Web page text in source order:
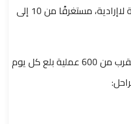
خلال بقية القناة الهضمية بطريقة لاإرادية، مستغرقًا من 10 إلى
في المتوسط، يؤدي الشخص ما يقرب من 600 عملية بلع كل يوم